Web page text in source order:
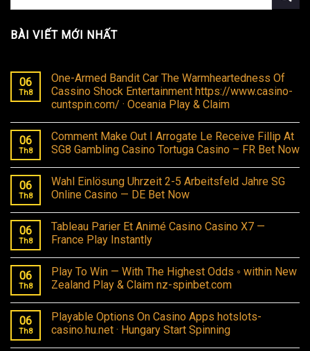
BÀI VIẾT MỚI NHẤT
06
Th8
One-Armed Bandit Car The Warmheartedness Of
Cassino Shock Entertainment https://www.casino-
cuntspin.com/ · Oceania Play & Claim
06
Th8
Comment Make Out I Arrogate Le Receive Fillip At
SG8 Gambling Casino Tortuga Casino – FR Bet Now
06
Th8
Wahl Einlösung Uhrzeit 2-5 Arbeitsfeld Jahre SG
Online Casino — DE Bet Now
06
Th8
Tableau Parier Et Animé Casino Casino X7 —
France Play Instantly
06
Th8
Play To Win — With The Highest Odds ◦ within New
Zealand Play & Claim nz-spinbet.com
06
Th8
Playable Options On Casino Apps hotslots-
casino.hu.net · Hungary Start Spinning